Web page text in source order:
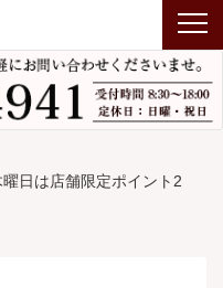
T
o
g
g
日は店舗限定ポイント2